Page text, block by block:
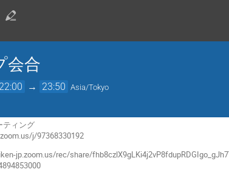
会合
→ 23:50 Asia/Tokyo
ティング
j/97368330192
jp.zoom.us/rec/share/